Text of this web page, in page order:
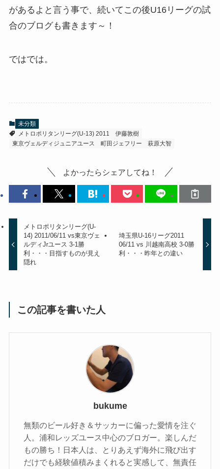
があるよと言う事で、続いてこの後U16リーグの試
合のブログも書きます～！
ではでは。
未分類
メトロポリタンリーグ(U-13) 2011
伊藤敦樹
東京ヴェルディジュニアユース
町田ジェフリー 萩原大智
よかったらシェアしてね！
メトロポリタンリーグ(U-
14) 2011/06/11 vs東京ヴェ
ルディJrユース 3-1勝
利・・・目指すものが見え
隠れ
埼玉県U-16リーグ2011
06/11 vs 川越南高校 3-0勝
利・・・昨年との違い
この記事を書いた人
bukume
無類のビール好き＆サッカーに偏った愛情を注ぐ
人。浦和レッズユース中心のブロガー。楽しんだ
もの勝ち！日本人は、とりあえず海外に飛び出す
だけでも経験値積みまくれると実感して、無責任